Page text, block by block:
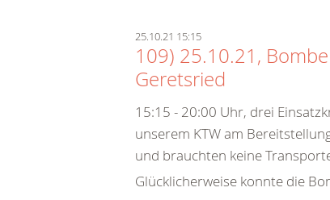
25.10.21 15:15
109) 25.10.21,
Geretsried
15:15 - 20:00 Uhr, drei
unserem KTW am
und brauchten keine
Glücklicherweise konnte die